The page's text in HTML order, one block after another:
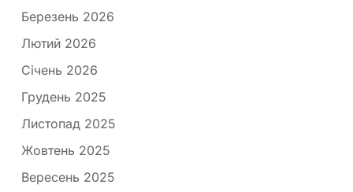
Березень 2026
Лютий 2026
Січень 2026
Грудень 2025
Листопад 2025
Жовтень 2025
Вересень 2025